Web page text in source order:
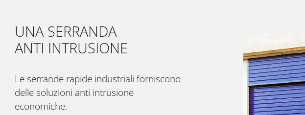
UNA SERRANDA
ANTI INTRUSIONE
Le serrande rapide industriali forniscono
delle soluzioni anti intrusione
economiche.